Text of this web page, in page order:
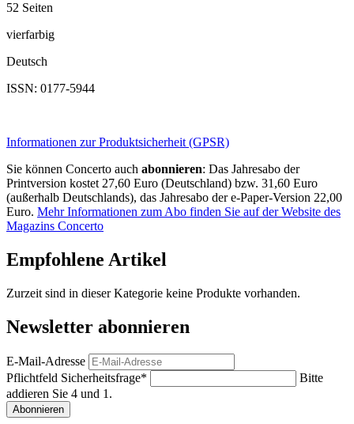
52 Seiten
vierfarbig
Deutsch
ISSN: 0177-5944
Informationen zur Produktsicherheit (GPSR)
Sie können Concerto auch abonnieren: Das Jahresabo der
Printversion kostet 27,60 Euro (Deutschland) bzw. 31,60 Euro
(außerhalb Deutschlands), das Jahresabo der e-Paper-Version 22,00
Euro. Mehr Informationen zum Abo finden Sie auf der Website des
Magazins Concerto
Empfohlene Artikel
Zurzeit sind in dieser Kategorie keine Produkte vorhanden.
Newsletter abonnieren
E-Mail-Adresse
Pflichtfeld Sicherheitsfrage*
Bitte
addieren Sie 4 und 1.
Abonnieren